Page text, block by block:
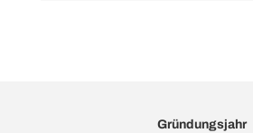
Gründungsjahr